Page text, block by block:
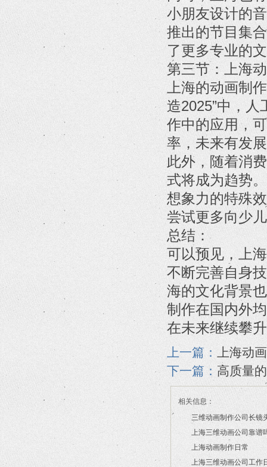
小朋友设计的
推出的节目集
了更多专业的
第三节：上海
上海的动画制
造2025”中，人
作中的应用，
率，未来有发
此外，随着消
式将成为趋势
想象力的特殊
尝试更多向少
总结：
可以预见，上
不断完善自身
海的文化背景
制作在国内外
在未来继续攀
上一篇：
上海动
下一篇： 高质量
相关信息：
三维动画制作公司长镜
2026/07/21
上海三维动画公司靠谱
2026/03/16
上海动画制作日常
2026/03/12
上海三维动画公司工作